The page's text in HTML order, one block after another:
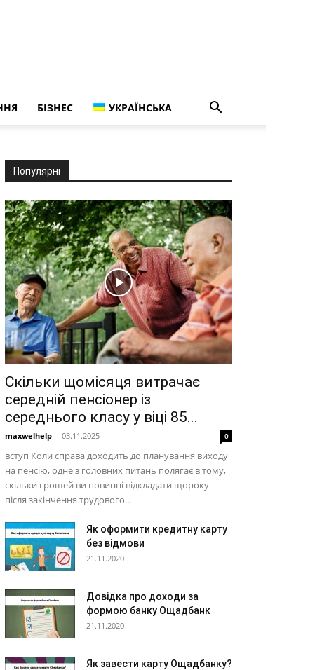
БІЗНЕС УКРАЇНСЬКА
Популярні
Скільки щомісяця витрачає
середній пенсіонер із
середнього класу у віці 85...
maxwelhelp - 03.11.2025 0
вступ Коли справа доходить до планування виходу
на пенсію, одне з головних питань полягає в тому,
скільки грошей ви повинні відкладати щороку
після закінчення трудового...
Як оформити кредитну карту
без відмови
21.11.2020
Довідка про доходи за
формою банку Ощадбанк
21.11.2020
Як завести карту Ощадбанку?